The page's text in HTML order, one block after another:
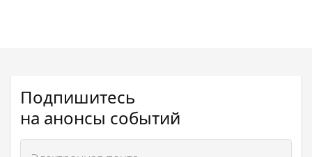
Подпишитесь
на анонсы событий